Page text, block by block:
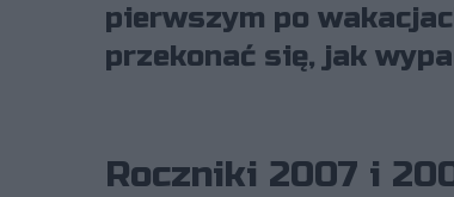
pierwszym po
przekonać się, jak
Roczniki 2007 i